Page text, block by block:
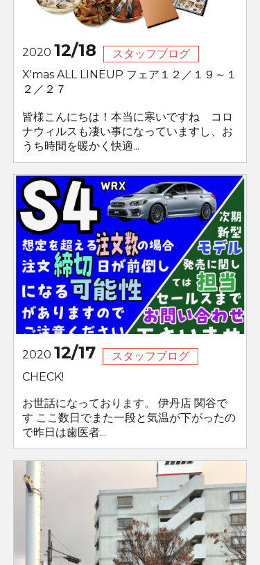
2020 12/18
スタッフブログ
X'mas ALL LINEUP フェア１２／１９～１
２／２７
皆様こんにちは！本当に寒いですね コロ
ナウィルスも凄い事になっていますし、お
うち時間を暖かく快適...
2020 12/17
スタッフブログ
CHECK!
お世話になっております。 伊丹店 関谷で
す ここ数日でまた一段と気温が下がったの
で昨日は歯医者...